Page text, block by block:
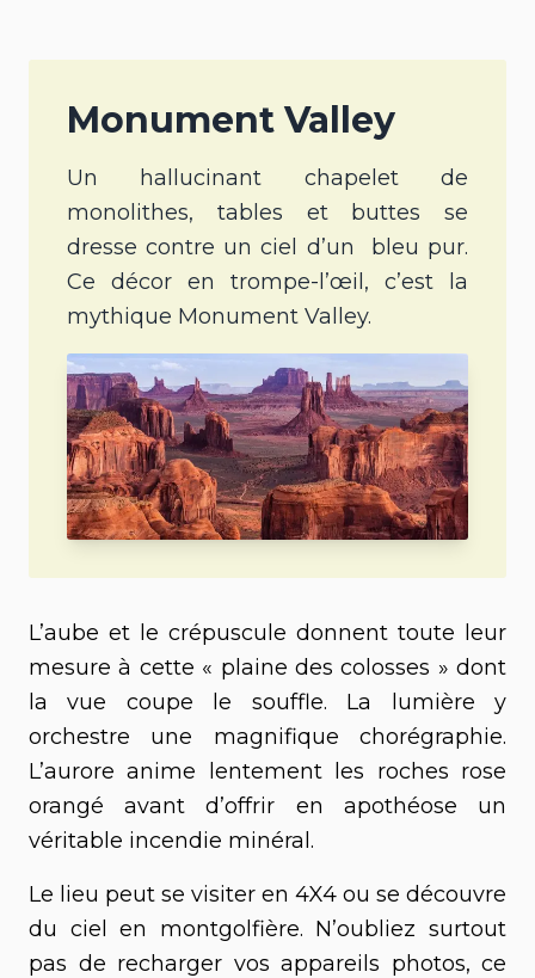
Monument Valley
Un hallucinant chapelet de
monolithes, tables et buttes se
dresse contre un ciel d’un bleu pur.
Ce décor en trompe-l’œil, c’est la
mythique Monument Valley.
L’aube et le crépuscule donnent toute leur
mesure à cette « plaine des colosses » dont
la vue coupe le souffle. La lumière y
orchestre une magnifique chorégraphie.
L’aurore anime lentement les roches rose
orangé avant d’offrir en apothéose un
véritable incendie minéral.
Le lieu peut se visiter en 4X4 ou se découvre
du ciel en montgolfière. N’oubliez surtout
pas de recharger vos appareils photos, ce